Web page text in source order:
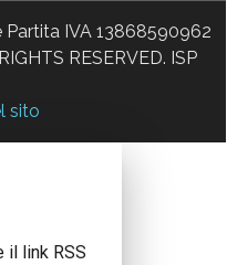
IVA 13868590962
RESERVED. ISP
sito
il link RSS